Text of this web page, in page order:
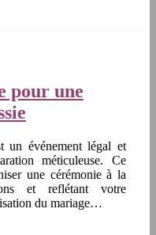
pour une
événement légal et
méticuleuse. Ce
une cérémonie à la
et reflétant votre
du mariage…